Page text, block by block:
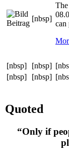
[nbsp]
can
[nbsp] [nbsp]
[nbsp]
[nbsp]
Quoted
“Only if